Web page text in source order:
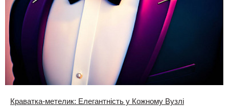
Краватка-метелик: Елегантність у Кожному Вузлі